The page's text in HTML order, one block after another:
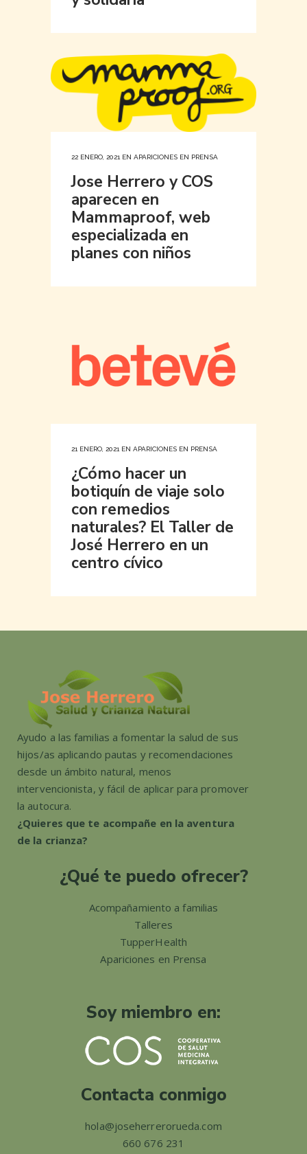
22 ENERO, 2021EN APARICIONES EN PRENSA
Jose Herrero y COS
aparecen en
Mammaproof, web
especializada en
planes con niños
21 ENERO, 2021 EN APARICIONES EN PRENSA
¿Cómo hacer un
botiquín de viaje solo
con remedios
naturales? El Taller de
José Herrero en un
centro cívico
Ayudo a las familias a fomentar la salud de sus
hijos/as aplicando pautas y recomendaciones
desde un ámbito natural, menos
intervencionista, y fácil de aplicar para promover
la autocura.
¿Quieres que te acompañe en la aventura
de la crianza?
¿Qué te puedo ofrecer?
Acompañamiento a familias
Talleres
TupperHealth
Apariciones en Prensa
Soy miembro en:
Contacta conmigo
hola@joseherrerorueda.com
660 676 231